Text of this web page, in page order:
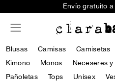
Envío gratuito
Blusas Camisas Camisetas
Kimono
Monos Neceseres
Pañoletas
Tops Unisex